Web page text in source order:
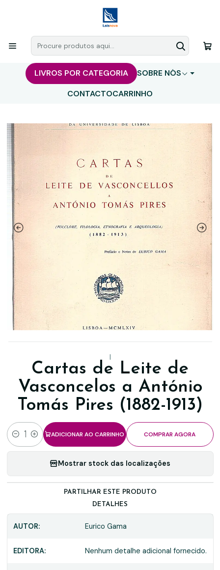
LIVROS POR CATEGORIA
SOBRE NÓS
CONTACTOCARRINHO
|
Cartas de Leite de
Vasconcelos a António
Tomás Pires (1882-1913)
Quantidade
ADICIONAR AO CARRINHO COMPRAR AGORA
Mostrar stock das localizações
PARTILHAR ESTE PRODUTO
DETALHES
AUTOR: Eurico Gama
EDITORA: Nenhum detalhe adicional fornecido.